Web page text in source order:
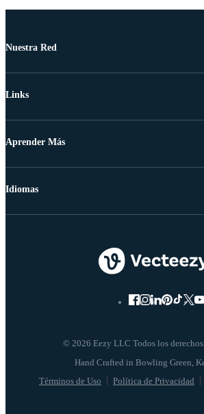
Nuestra Red
Links
Aprender Más
© 2026 Eezy LLC Todos los derechos
Términos de Uso Política de Privacidad
Idiomas